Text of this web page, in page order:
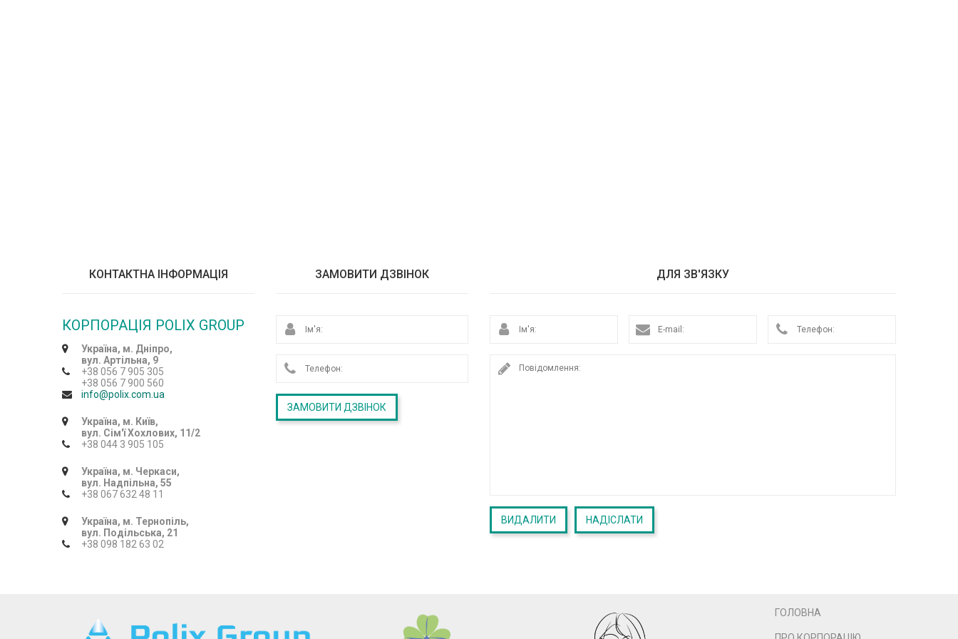
КОНТАКТНА ІНФОРМАЦІЯ
КОРПОРАЦІЯ POLIX GROUP
Україна, м. Дніпро,
вул. Артільна, 9
+38 056 7 905 305
+38 056 7 900 560
info@polix.com.ua
Україна, м. Київ,
вул. Сім'ї Хохлових, 11/2
+38 044 3 905 105
Україна, м. Черкаси,
вул. Надпільна, 55
+38 067 632 48 11
Україна, м. Тернопіль,
вул. Подільська, 21
+38 098 182 63 02
ЗАМОВИТИ ДЗВІНОК ДЛЯ ЗВ'ЯЗКУ
ГОЛОВНА